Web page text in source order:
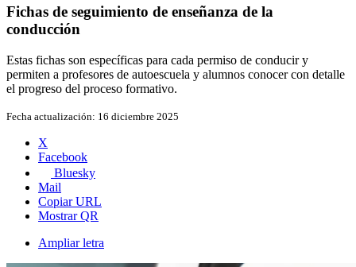
Fichas de seguimiento de enseñanza de la
conducción
Estas fichas son específicas para cada permiso de conducir y
permiten a profesores de autoescuela y alumnos conocer con detalle
el progreso del proceso formativo.
Fecha actualización: 16 diciembre 2025
X
Facebook
Bluesky
Mail
Copiar URL
Mostrar QR
Ampliar letra